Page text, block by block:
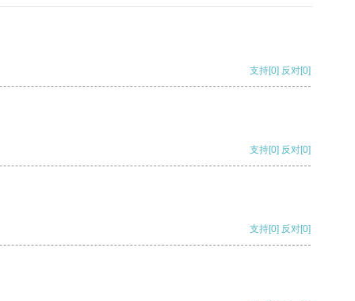
支持[0] 反对[0]
支持[0] 反对[0]
支持[0] 反对[0]